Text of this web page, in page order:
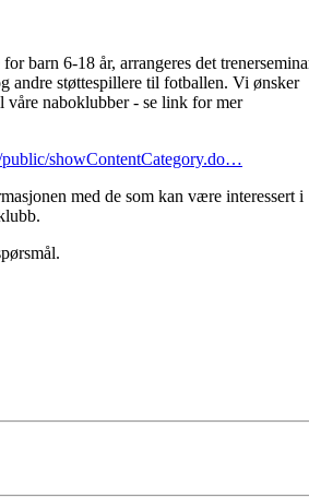
barn 6-18 år, arrangeres det
andre støttespillere til fotballen. Vi ønsker
våre naboklubber - se link for mer
showContentCategory.do…
med de som kan være interessert i